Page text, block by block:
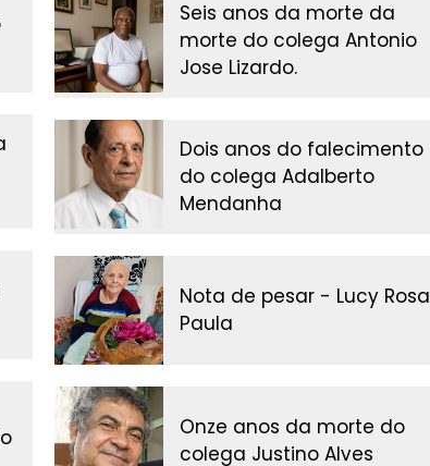
Seis anos da morte da
morte do colega Antonio
Jose Lizardo.
Dois anos do falecimento
do colega Adalberto
Mendanha
Nota de pesar - Lucy Rosa
Paula
Onze anos da morte do
colega Justino Alves